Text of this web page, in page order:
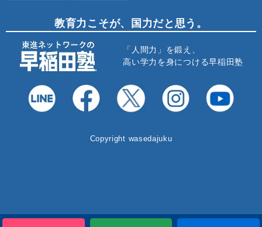
教育力こそが、国力だと思う。
「人間力」を鍛え、
高い学力を身につける早稲田塾
Copyright wasedajuku